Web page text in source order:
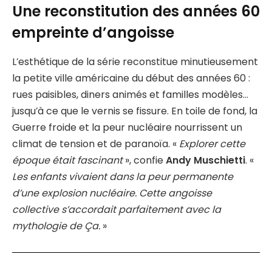
Une reconstitution des années 60
empreinte d’angoisse
L’esthétique de la série reconstitue minutieusement
la petite ville américaine du début des années 60 :
rues paisibles, diners animés et familles modèles…
jusqu’à ce que le vernis se fissure. En toile de fond, la
Guerre froide et la peur nucléaire nourrissent un
climat de tension et de paranoïa. « Explorer cette
époque était fascinant», confieAndy Muschietti. «
Les enfants vivaient dans la peur permanente
d’une explosion nucléaire. Cette angoisse
collective s’accordait parfaitement avec la
mythologie de Ça. »